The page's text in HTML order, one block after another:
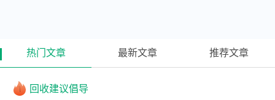
热门文章 最新文章 推荐文章
回收建议倡导